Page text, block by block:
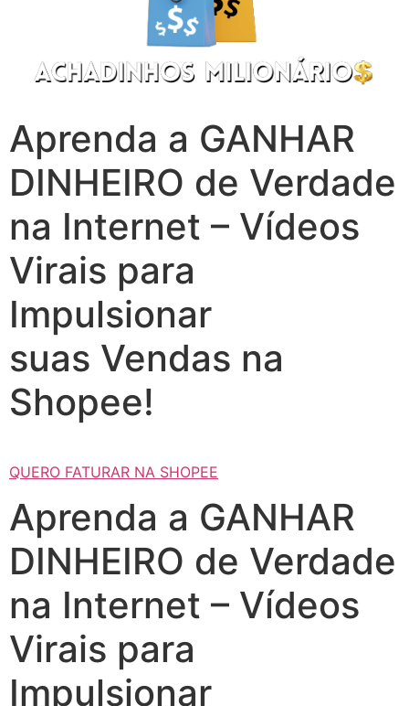
Aprenda a GANHAR
DINHEIRO de Verdade
na Internet – Vídeos
Virais para
Impulsionar
suas Vendas na
Shopee!
QUERO FATURAR NA SHOPEE
Aprenda a GANHAR
DINHEIRO de Verdade
na Internet – Vídeos
Virais para
Impulsionar